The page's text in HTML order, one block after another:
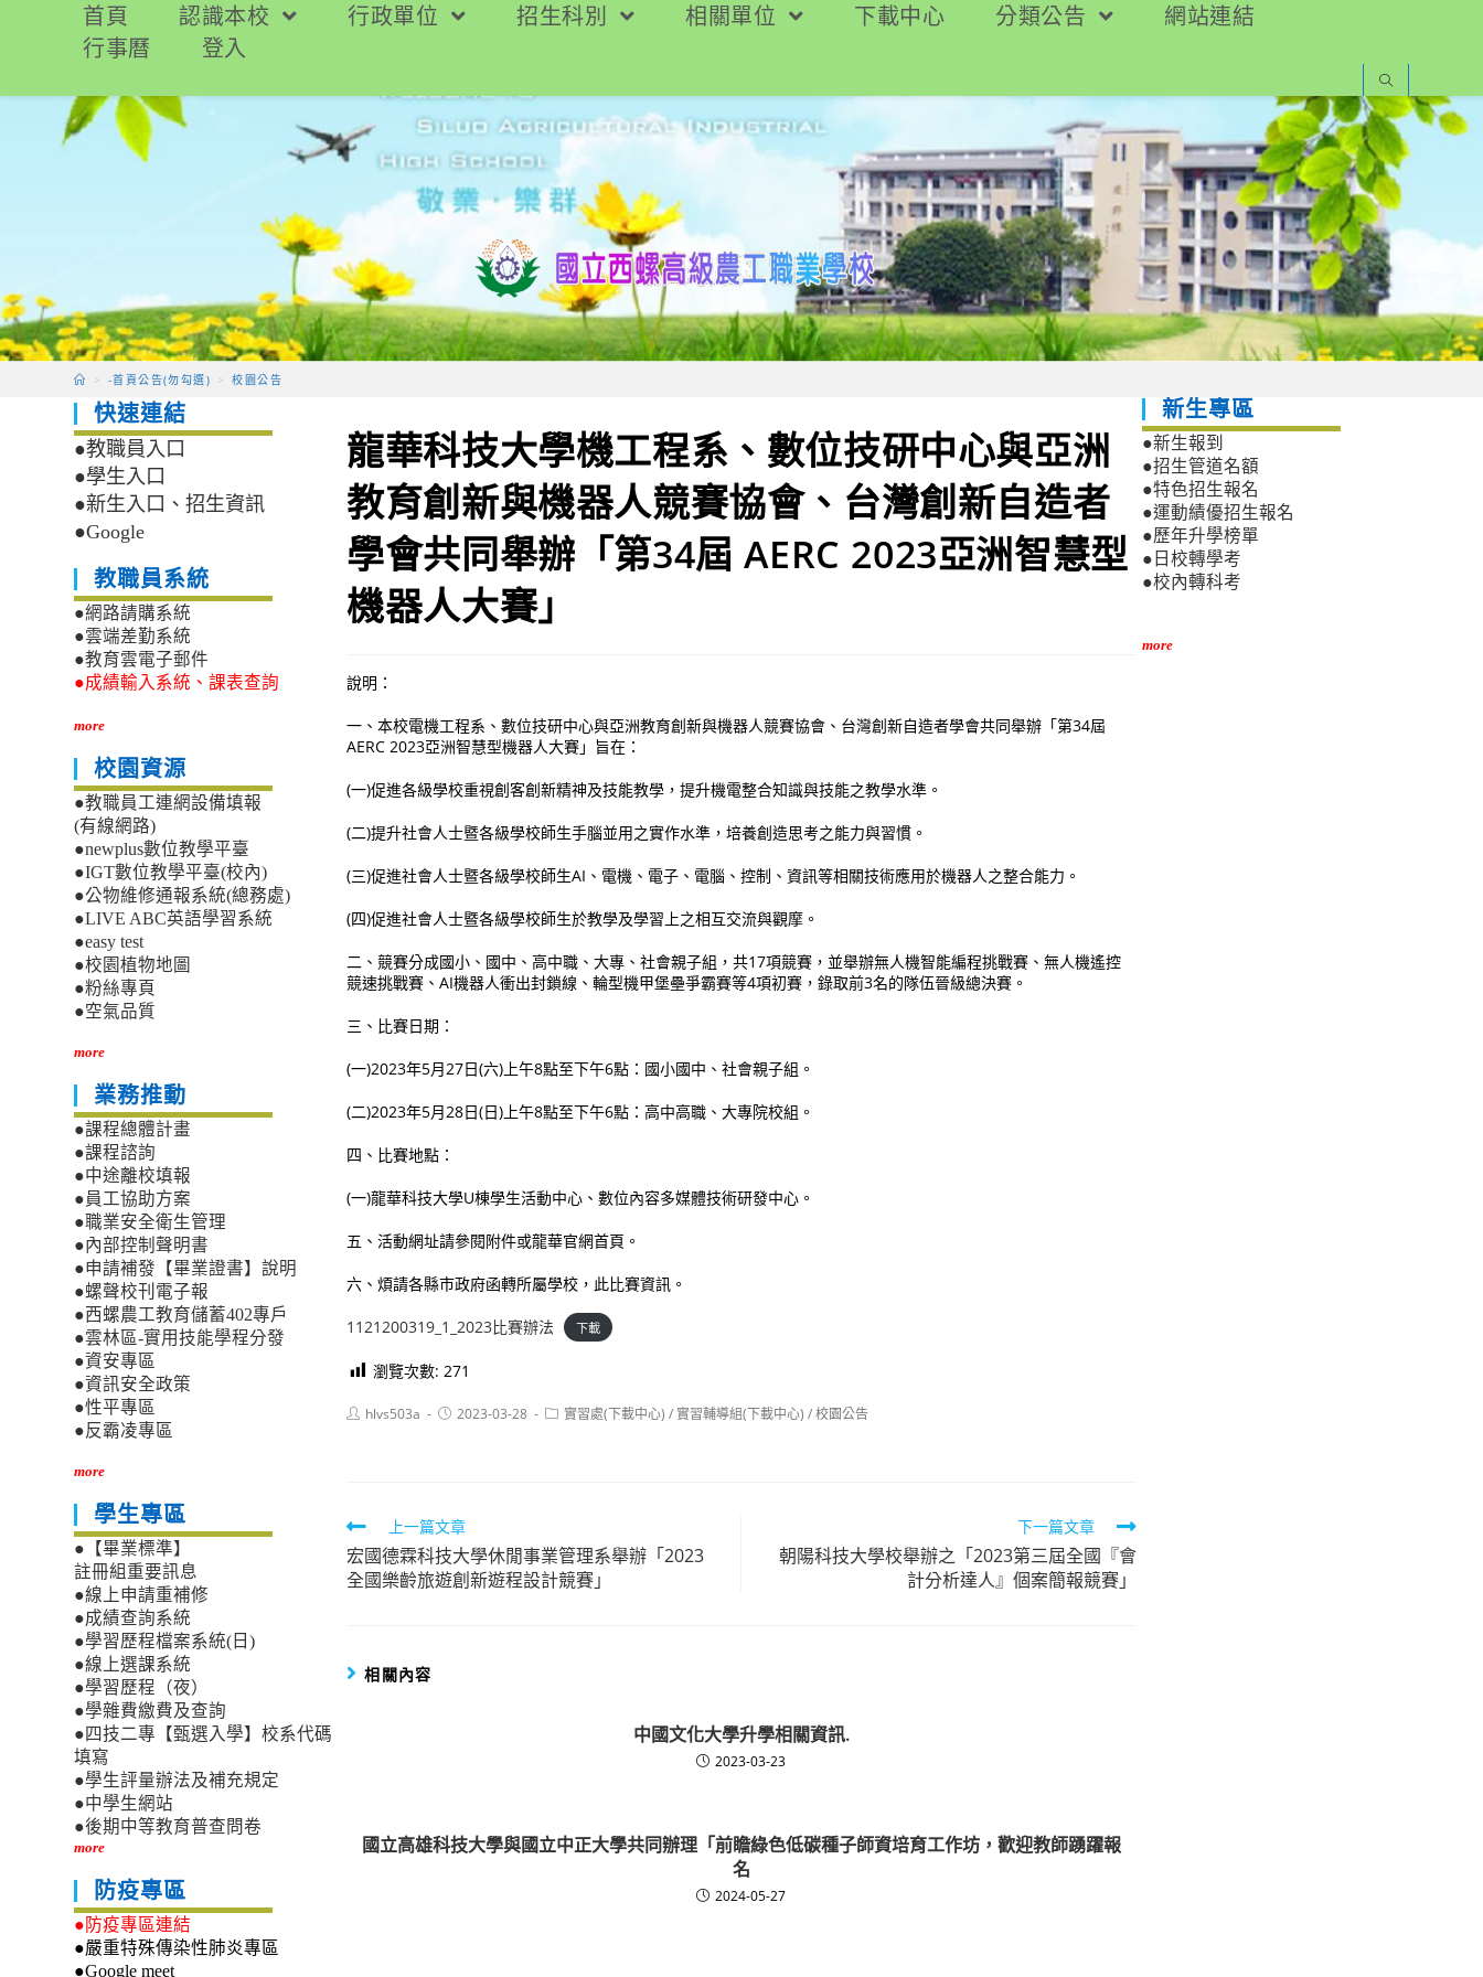
要
首頁 認識本校 行政單位 招生科別 相關單位 下載中心 分類公告
網站連結
行事曆
登入
> -首頁公告(勿勾選) > 校園公告
龍華科技大學機工程系、數位技研中心與亞洲
教育創新與機器人競賽協會、台灣創新自造者
學會共同舉辦「第34屆 AERC 2023亞洲智慧型
機器人大賽」
說明：
一、本校電機工程系、數位技研中心與亞洲教育創新與機器人競賽協會、台灣創新自造者學會共同舉辦「第34屆
AERC 2023亞洲智慧型機器人大賽」旨在：
(一)促進各級學校重視創客創新精神及技能教學，提升機電整合知識與技能之教學水準。
(二)提升社會人士暨各級學校師生手腦並用之實作水準，培養創造思考之能力與習慣。
(三)促進社會人士暨各級學校師生AI、電機、電子、電腦、控制、資訊等相關技術應用於機器人之整合能力。
(四)促進社會人士暨各級學校師生於教學及學習上之相互交流與觀摩。
二、競賽分成國小、國中、高中職、大專、社會親子組，共17項競賽，並舉辦無人機智能編程挑戰賽、無人機遙控
競速挑戰賽、AI機器人衝出封鎖線、輪型機甲堡壘爭霸賽等4項初賽，錄取前3名的隊伍晉級總決賽。
三、比賽日期：
(一)2023年5月27日(六)上午8點至下午6點：國小國中、社會親子組。
(二)2023年5月28日(日)上午8點至下午6點：高中高職、大專院校組。
四、比賽地點：
(一)龍華科技大學U棟學生活動中心、數位內容多媒體技術研發中心。
五、活動網址請參閱附件或龍華官網首頁。
六、煩請各縣市政府函轉所屬學校，此比賽資訊。
1121200319_1_2023比賽辦法 下載
瀏覽次數: 271
Posthlvs503a
Post2023-03-28
Post實習處(下載中心) / 實習輔導組(下載中心) /校園公告
Read
more
articles
上一篇文章
宏國德霖科技大學休閒事業管理系舉辦「2023
全國樂齡旅遊創新遊程設計競賽」
下一篇文章
朝陽科技大學校舉辦之「2023第三屆全國『會
計分析達人』個案簡報競賽」
相關內容
中國文化大學升學相關資訊.
2023-03-23
國立高雄科技大學與國立中正大學共同辦理「前瞻綠色低碳種子師資培育工作坊，歡迎教師踴躍報
名
2024-05-27
快速連結
●教職員入口
●學生入口
●新生入口、招生資訊
●Google
教職員系統
●網路請購系統
●雲端差勤系統
●教育雲電子郵件
●成績輸入系統、課表查詢
more
校園資源
●教職員工連網設備填報
(有線網路)
●newplus數位教學平臺
●IGT數位教學平臺(校內)
●公物維修通報系統(總務處)
●LIVE ABC英語學習系統
●easy test
●校園植物地圖
●粉絲專頁
●空氣品質
more
業務推動
●課程總體計畫
●課程諮詢
●中途離校填報
●員工協助方案
●職業安全衛生管理
●內部控制聲明書
●申請補發【畢業證書】說明
●螺聲校刊電子報
●西螺農工教育儲蓄402專戶
●雲林區-實用技能學程分發
●資安專區
●資訊安全政策
●性平專區
●反霸凌專區
more
學生專區
●【畢業標準】
註冊組重要訊息
●線上申請重補修
●成績查詢系統
●學習歷程檔案系統(日)
●線上選課系統
●學習歷程（夜）
●學雜費繳費及查詢
●四技二專【甄選入學】校系代碼
填寫
●學生評量辦法及補充規定
●中學生網站
●後期中等教育普查問卷
more
防疫專區
●防疫專區連結
●嚴重特殊傳染性肺炎專區
●Google meet
新生專區
●新生報到
●招生管道名額
●特色招生報名
●運動績優招生報名
●歷年升學榜單
●日校轉學考
●校內轉科考
more